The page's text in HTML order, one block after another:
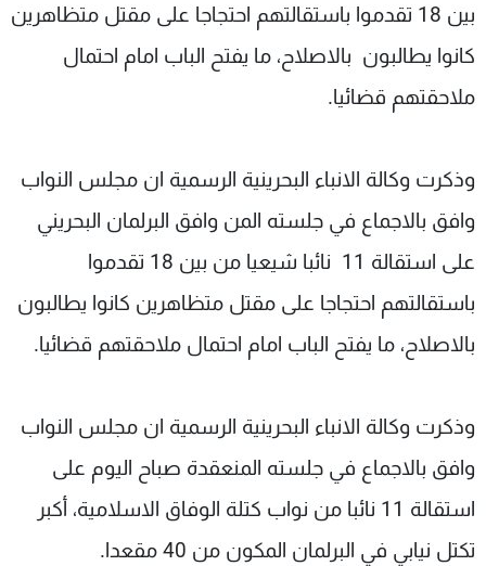
بين 18 تقدموا باستقالتهم احتجاجا على مقتل متظاهرين
كانوا يطالبون بالاصلاح، ما يفتح الباب امام احتمال
ملاحقتهم قضائيا.
وذكرت وكالة الانباء البحرينية الرسمية ان مجلس النواب
وافق بالاجماع في جلسته المن وافق البرلمان البحريني
على استقالة 11 نائبا شيعيا من بين 18 تقدموا
باستقالتهم احتجاجا على مقتل متظاهرين كانوا يطالبون
بالاصلاح، ما يفتح الباب امام احتمال ملاحقتهم قضائيا.
وذكرت وكالة الانباء البحرينية الرسمية ان مجلس النواب
وافق بالاجماع في جلسته المنعقدة صباح اليوم على
استقالة 11 نائبا من نواب كتلة الوفاق الاسلامية، أكبر
تكتل نيابي في البرلمان المكون من 40 مقعدا.
منوعات رياضة
كأس العالم
البرامج
جدول البرامج
شاهد البرامج
الترددات
الإنـتـاج
تواصل معنا